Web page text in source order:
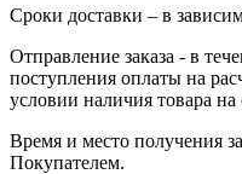
Сроки доставки – в
Отправление заказа - в
поступления оплаты на
условии наличия товара
Время и место получения
Покупателем.